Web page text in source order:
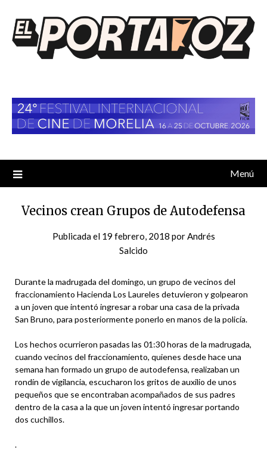
contenido
Menú
Vecinos crean Grupos de Autodefensa
Publicada el 19 febrero, 2018 porAndrés
Salcido
Durante la madrugada del domingo, un grupo de vecinos del
fraccionamiento Hacienda Los Laureles detuvieron y golpearon
a un joven que intentó ingresar a robar una casa de la privada
San Bruno, para posteriormente ponerlo en manos de la policía.
Los hechos ocurrieron pasadas las 01:30 horas de la madrugada,
cuando vecinos del fraccionamiento, quienes desde hace una
semana han formado un grupo de autodefensa, realizaban un
rondín de vigilancia, escucharon los gritos de auxilio de unos
pequeños que se encontraban acompañados de sus padres
dentro de la casa a la que un joven intentó ingresar portando
dos cuchillos.
.